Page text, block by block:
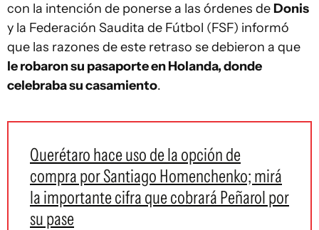
con la intención de ponerse a las órdenes de Donis
y la Federación Saudita de Fútbol (FSF) informó
que las razones de este retraso se debieron a que
le robaron su pasaporte en Holanda, donde
celebraba su casamiento.
Querétaro hace uso de la opción de
compra por Santiago Homenchenko; mirá
la importante cifra que cobrará Peñarol por
su pase